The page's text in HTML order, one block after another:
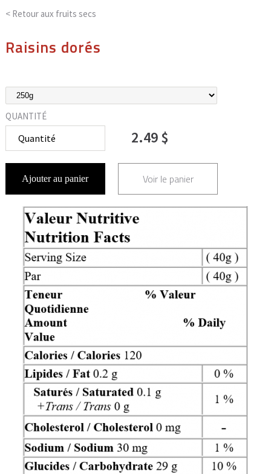
< Retour aux fruits secs
Raisins dorés
QUANTITÉ
2.49 $
Ajouter au panier Voir le panier